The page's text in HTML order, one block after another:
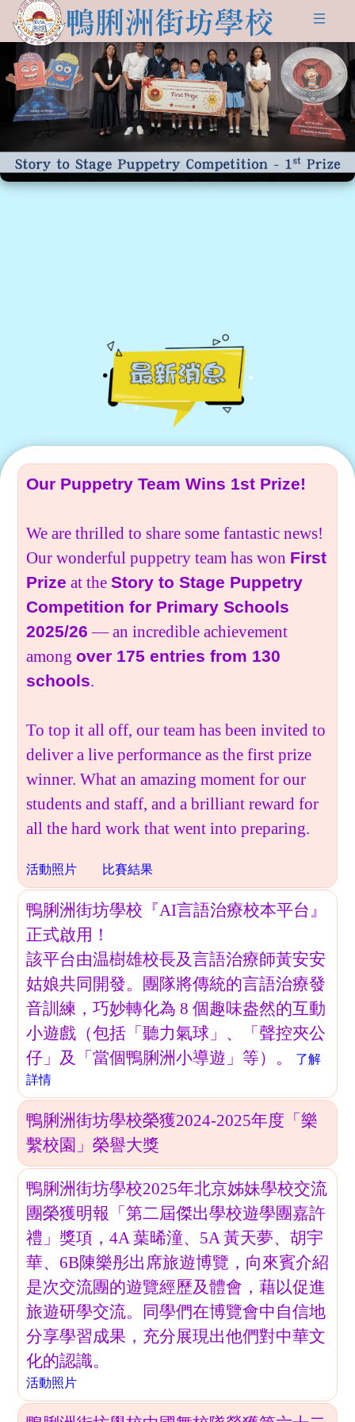
關於
學校簡介
校長的話
行政架構
學校成員
學生發展
品德培育
學生支援
小一適應
資訊及活動
傳媒報導
交流活動
活動相集
學習資源
Information for
non-Chinese parents
學校支援摘要
入學申請
聯絡我們
Our Puppetry Team Wins 1st Prize!
We are thrilled to share some fantastic news!
Our wonderful puppetry team has won First
Prize at the Story to Stage Puppetry
Competition for Primary Schools
2025/26 — an incredible achievement
among over 175 entries from 130
schools.
To top it all off, our team has been invited to
deliver a live performance as the first prize
winner. What an amazing moment for our
students and staff, and a brilliant reward for
all the hard work that went into preparing.
活動照片 比賽結果
鴨脷洲街坊學校『AI言語治療校本平台』
正式啟用！
該平台由温樹雄校長及言語治療師黃安安
姑娘共同開發。團隊將傳統的言語治療發
音訓練，巧妙轉化為 8 個趣味盎然的互動
小遊戲（包括「聽力氣球」、「聲控夾公
仔」及「當個鴨脷洲小導遊」等）。
了解
詳情
鴨脷洲街坊學校榮獲2024-2025年度「樂
繫校園」榮譽大獎
鴨脷洲街坊學校2025年北京姊妹學校交流
團榮獲明報「第二屆傑出學校遊學團嘉許
禮」獎項，4A 葉晞潼、5A 黃天夢、胡宇
華、6B陳樂彤出席旅遊博覽，向來賓介紹
是次交流團的遊覽經歷及體會，藉以促進
旅遊研學交流。同學們在博覽會中自信地
分享學習成果，充分展現出他們對中華文
化的認識。
活動照片